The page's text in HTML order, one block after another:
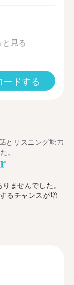
と見る
ドする
とリスニング能力
。
ませんでした。
るチャンスが増